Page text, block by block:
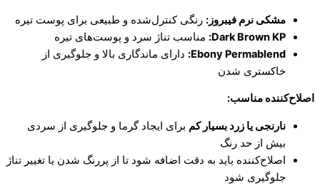
مشکی نرم فیبروز: رنگی کنترل‌شده و طبیعی برای پوست تیره
Dark Brown KP: مناسب تناژ سرد و پوست‌های تیره
Ebony Permablend: دارای ماندگاری بالا و جلوگیری از
خاکستری شدن
اصلاح‌کننده مناسب:
نارنجی یا زرد بسیار کمبرای ایجاد گرما و جلوگیری از سردی
بیش از حد رنگ
اصلاح‌کننده باید به دقت اضافه شود تا از پررنگ شدن یا تغییر تناژ
جلوگیری شود